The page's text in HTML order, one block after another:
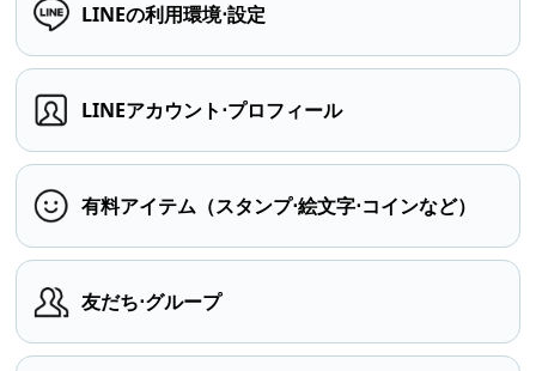
LINEの利用環境⋅設定
LINEアカウント⋅プロフィール
有料アイテム（スタンプ⋅絵文字⋅コインなど）
友だち⋅グループ